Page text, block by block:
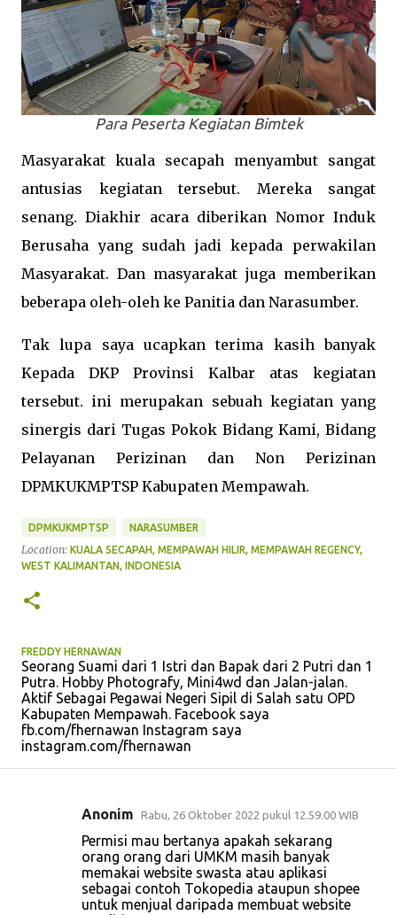
Para Peserta Kegiatan Bimtek
Masyarakat kuala secapah menyambut sangat
antusias kegiatan tersebut. Mereka sangat
senang. Diakhir acara diberikan Nomor Induk
Berusaha yang sudah jadi kepada perwakilan
Masyarakat. Dan masyarakat juga memberikan
beberapa oleh-oleh ke Panitia dan Narasumber.
Tak lupa saya ucapkan terima kasih banyak
Kepada DKP Provinsi Kalbar atas kegiatan
tersebut. ini merupakan sebuah kegiatan yang
sinergis dari Tugas Pokok Bidang Kami, Bidang
Pelayanan Perizinan dan Non Perizinan
DPMKUKMPTSP Kabupaten Mempawah.
DPMKUKMPTSP NARASUMBER
Location: KUALA SECAPAH, MEMPAWAH HILIR, MEMPAWAH REGENCY,
WEST KALIMANTAN, INDONESIA
FREDDY HERNAWAN
Seorang Suami dari 1 Istri dan Bapak dari 2 Putri dan 1
Putra. Hobby Photografy, Mini4wd dan Jalan-jalan.
Aktif Sebagai Pegawai Negeri Sipil di Salah satu OPD
Kabupaten Mempawah. Facebook saya
fb.com/fhernawan Instagram saya
instagram.com/fhernawan
Anonim Rabu, 26 Oktober 2022 pukul 12.59.00 WIB
Permisi mau bertanya apakah sekarang
orang orang dari UMKM masih banyak
memakai website swasta atau aplikasi
sebagai contoh Tokopedia ataupun shopee
untuk menjual daripada membuat website